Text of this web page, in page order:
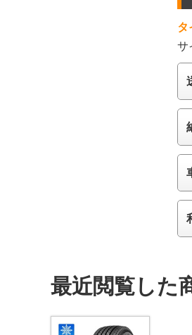
タ
サ
最近閲覧した